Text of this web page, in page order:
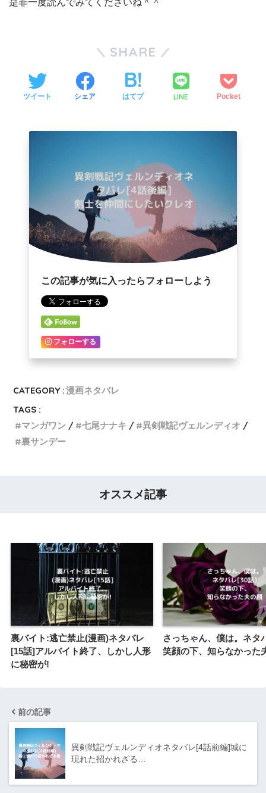
SHARE
ツイート シェア はてブ LINE Pocket
この記事が気に入ったらフォローしよう
フォローする
CATEGORY :漫画ネタバレ
TAGS :
マンガワン
七尾ナナキ
異剣戦記ヴェルンディオ
裏サンデー
オススメ記事
裏バイト:逃亡禁止(漫画)ネタバレ
[15話]アルバイト終了、しかし人形
に秘密が!
さっちゃん、僕は。ネタ
笑顔の下、知らなかった
前の記事
異剣戦記ヴェルンディオネタバレ[4話前編]城に
現れた招かれざる…